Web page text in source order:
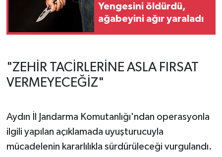
Yengesini öldürdü,
ağabeyini ağır yaraladı
"ZEHİR TACİRLERİNE ASLA FIRSAT
VERMEYECEĞİZ"
Aydın İl Jandarma Komutanlığı'ndan operasyonla
ilgili yapılan açıklamada uyuşturucuyla
mücadelenin kararlılıkla sürdürüleceği vurgulandı.